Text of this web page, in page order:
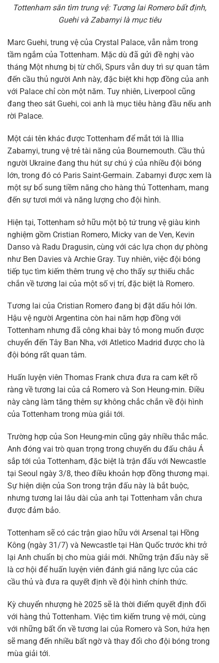
Tottenham săn tìm trung vệ: Tương lai Romero bất định,
Guehi và Zabarnyi là mục tiêu
Marc Guehi, trung vệ của Crystal Palace, vẫn nằm trong
tầm ngắm của Tottenham. Mặc dù đã gửi đề nghị vào
tháng Một nhưng bị từ chối, Spurs vẫn duy trì sự quan tâm
đến cầu thủ người Anh này, đặc biệt khi hợp đồng của anh
với Palace chỉ còn một năm. Tuy nhiên, Liverpool cũng
đang theo sát Guehi, coi anh là mục tiêu hàng đầu nếu anh
rời Palace.
Một cái tên khác được Tottenham để mắt tới là Illia
Zabarnyi, trung vệ trẻ tài năng của Bournemouth. Cầu thủ
người Ukraine đang thu hút sự chú ý của nhiều đội bóng
lớn, trong đó có Paris Saint-Germain. Zabarnyi được xem là
một sự bổ sung tiềm năng cho hàng thủ Tottenham, mang
đến sự tươi mới và năng lượng cho đội hình.
Hiện tại, Tottenham sở hữu một bộ tứ trung vệ giàu kinh
nghiệm gồm Cristian Romero, Micky van de Ven, Kevin
Danso và Radu Dragusin, cùng với các lựa chọn dự phòng
như Ben Davies và Archie Gray. Tuy nhiên, việc đội bóng
tiếp tục tìm kiếm thêm trung vệ cho thấy sự thiếu chắc
chắn về tương lai của một số vị trí, đặc biệt là Romero.
Tương lai của Cristian Romero đang bị đặt dấu hỏi lớn.
Hậu vệ người Argentina còn hai năm hợp đồng với
Tottenham nhưng đã công khai bày tỏ mong muốn được
chuyển đến Tây Ban Nha, với Atletico Madrid được cho là
đội bóng rất quan tâm.
Huấn luyện viên Thomas Frank chưa đưa ra cam kết rõ
ràng về tương lai của cả Romero và Son Heung-min. Điều
này càng làm tăng thêm sự không chắc chắn về đội hình
của Tottenham trong mùa giải tới.
Trường hợp của Son Heung-min cũng gây nhiều thắc mắc.
Anh đóng vai trò quan trọng trong chuyến du đấu châu Á
sắp tới của Tottenham, đặc biệt là trận đấu với Newcastle
tại Seoul ngày 3/8, theo điều khoản hợp đồng thương mại.
Sự hiện diện của Son trong trận đấu này là bắt buộc,
nhưng tương lai lâu dài của anh tại Tottenham vẫn chưa
được đảm bảo.
Tottenham sẽ có các trận giao hữu với Arsenal tại Hồng
Kông (ngày 31/7) và Newcastle tại Hàn Quốc trước khi trở
lại Anh chuẩn bị cho mùa giải mới. Những trận đấu này sẽ
là cơ hội để huấn luyện viên đánh giá năng lực của các
cầu thủ và đưa ra quyết định về đội hình chính thức.
Kỳ chuyển nhượng hè 2025 sẽ là thời điểm quyết định đối
với hàng thủ Tottenham. Việc tìm kiếm trung vệ mới, cùng
với những bất ổn về tương lai của Romero và Son, hứa hẹn
sẽ mang đến nhiều bất ngờ và thay đổi cho đội bóng trong
mùa giải tới.